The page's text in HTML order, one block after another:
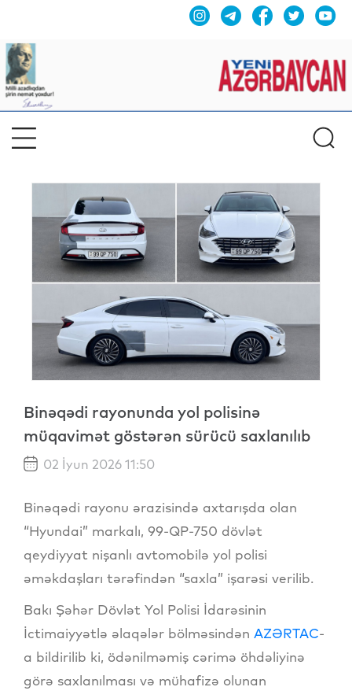
Binəqədi rayonunda yol polisinə
müqavimət göstərən sürücü saxlanılıb
02 İyun 2026 11:50
Binəqədi rayonu ərazisində axtarışda olan
“Hyundai” markalı, 99-QP-750 dövlət
qeydiyyat nişanlı avtomobilə yol polisi
əməkdaşları tərəfindən “saxla” işarəsi verilib.
Bakı Şəhər Dövlət Yol Polisi İdarəsinin
İctimaiyyətlə əlaqələr bölməsindən AZƏRTAC-
a bildirilib ki, ödənilməmiş cərimə öhdəliyinə
görə saxlanılması və mühafizə olunan